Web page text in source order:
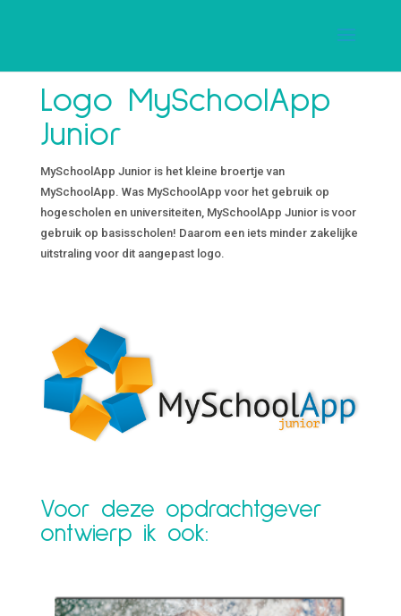
Logo MySchoolApp
Junior
MySchoolApp Junior is het kleine broertje van
MySchoolApp. Was MySchoolApp voor het gebruik op
hogescholen en universiteiten, MySchoolApp Junior is voor
gebruik op basisscholen! Daarom een iets minder zakelijke
uitstraling voor dit aangepast logo.
Voor deze opdrachtgever
ontwierp ik ook: